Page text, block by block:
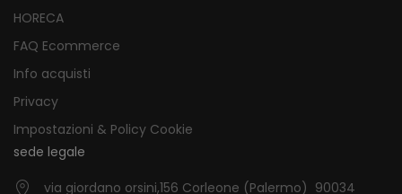
HORECA
FAQ Ecommerce
Info acquisti
Privacy
Impostazioni & Policy Cookie
sede legale
via giordano orsini,156 Corleone (Palermo) 90034